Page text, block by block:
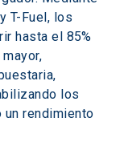
T-Fuel, los
hasta el 85%
los
rendimiento